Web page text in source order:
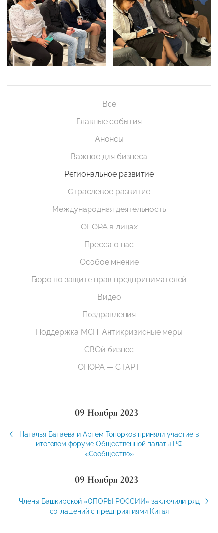
Все
Главные события
Анонсы
Важное для бизнеса
Региональное развитие
Отраслевое развитие
Международная деятельность
ОПОРА в лицах
Пресса о нас
Особое мнение
Бюро по защите прав предпринимателей
Видео
Поздравления
Поддержка МСП. Антикризисные меры
СВОй бизнес
ОПОРА — СТАРТ
09 Ноября 2023
Наталья Батаева и Артем Топорков приняли участие в
итоговом форуме Общественной палаты РФ
«Сообщество»
09 Ноября 2023
Члены Башкирской «ОПОРЫ РОССИИ» заключили ряд
соглашений с предприятиями Китая